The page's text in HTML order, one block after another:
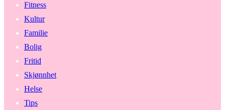
Fitness
Kultur
Familie
Bolig
Fritid
Skjønnhet
Helse
Tips